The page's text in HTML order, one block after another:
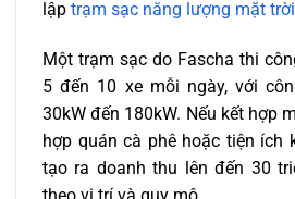
lập trạm sạc năng lượng mặt trời
Một trạm sạc do Fascha thi
5 đến 10 xe mỗi ngày, với
30kW đến 180kW. Nếu kết hợp
hợp quán cà phê hoặc tiện ích
tạo ra doanh thu lên đến 30
theo vị trí và quy mô.